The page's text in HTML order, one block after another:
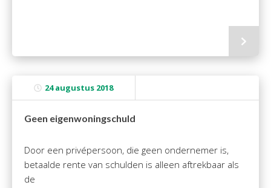
24 augustus 2018
Geen eigenwoningschuld
Door een privépersoon, die geen ondernemer is,
betaalde rente van schulden is alleen aftrekbaar als
de